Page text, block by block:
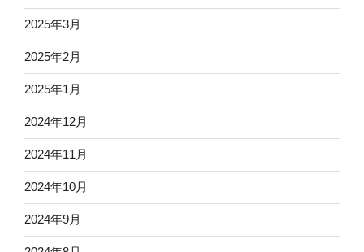
2025年3月
2025年2月
2025年1月
2024年12月
2024年11月
2024年10月
2024年9月